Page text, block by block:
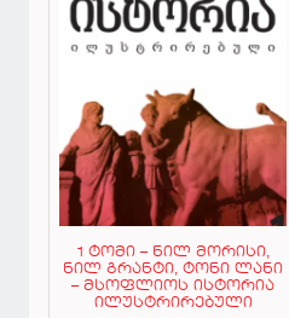
1 ტომი – ნილ მორისი,
ნილ გრანტი, ტონი ლანი
– მსოფლიოს ისტორია
ილუსტრირებული